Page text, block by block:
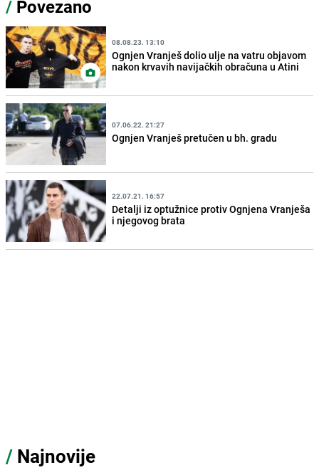
/ Povezano
08.08.23. 13:10
Ognjen Vranješ dolio ulje na vatru objavom
nakon krvavih navijačkih obračuna u Atini
07.06.22. 21:27
Ognjen Vranješ pretučen u bh. gradu
22.07.21. 16:57
Detalji iz optužnice protiv Ognjena Vranješa
i njegovog brata
/ Najnovije